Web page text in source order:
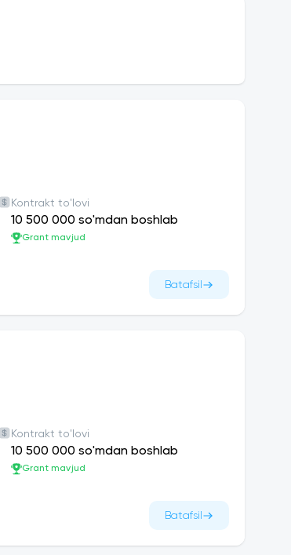
Kontrakt to'lovi
10 500 000 so'mdan boshlab
Grant mavjud
Batafsil
Kontrakt to'lovi
10 500 000 so'mdan boshlab
Grant mavjud
Batafsil